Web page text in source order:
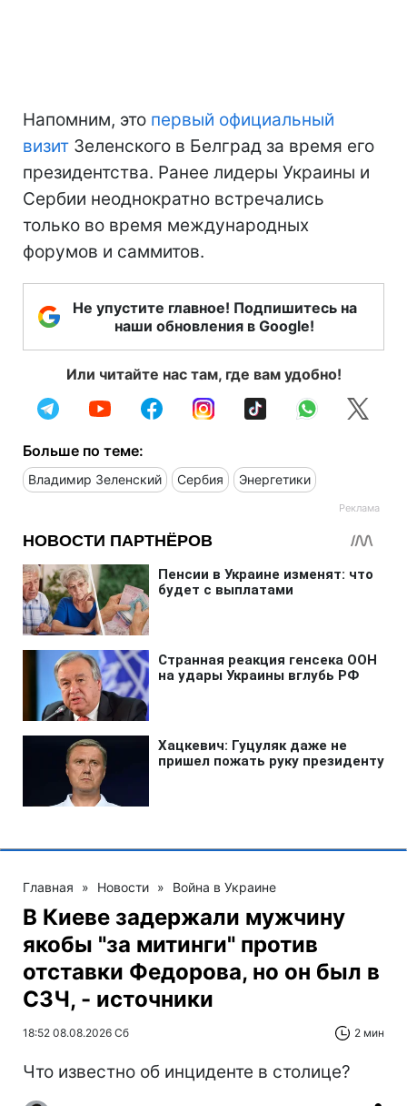
Напомним, это первый официальный
визит Зеленского в Белград за время его
президентства. Ранее лидеры Украины и
Сербии неоднократно встречались
только во время международных
форумов и саммитов.
Не упустите главное! Подпишитесь на
наши обновления в Google!
Или читайте нас там, где вам удобно!
Больше по теме:
Владимир Зеленский Сербия Энергетики
Главная » Новости » Война в Украине
В Киеве задержали мужчину
якобы "за митинги" против
отставки Федорова, но он был в
СЗЧ, - источники
18:52 08.08.2026 Сб 2 мин
Что известно об инциденте в столице?